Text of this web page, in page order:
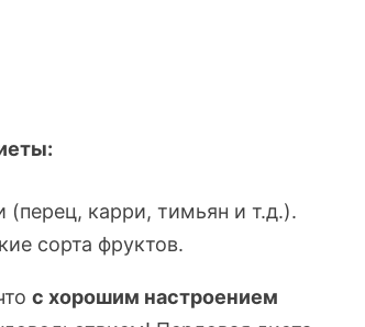
карри, тимьян и т.д.).
сорта фруктов.
с хорошим настроением